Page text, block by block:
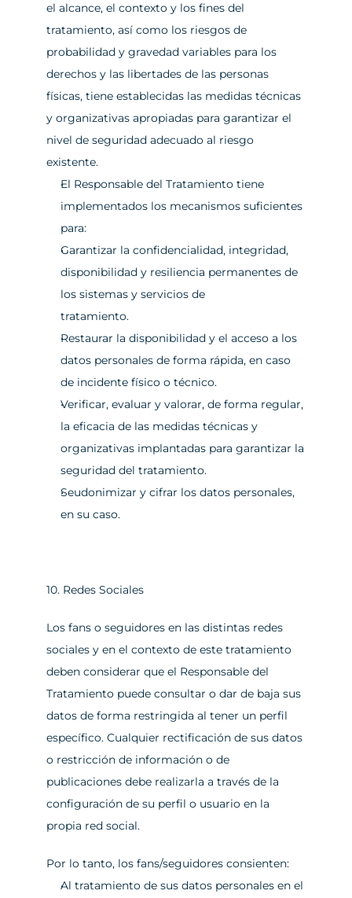
el alcance, el contexto y los fines del
tratamiento, así como los riesgos de
probabilidad y gravedad variables para los
derechos y las libertades de las personas
físicas, tiene establecidas las medidas técnicas
y organizativas apropiadas para garantizar el
nivel de seguridad adecuado al riesgo
existente.
El Responsable del Tratamiento tiene
implementados los mecanismos suficientes
para:
Garantizar la confidencialidad, integridad,
disponibilidad y resiliencia permanentes de
los sistemas y servicios de
tratamiento.
Restaurar la disponibilidad y el acceso a los
datos personales de forma rápida, en caso
de incidente físico o técnico.
Verificar, evaluar y valorar, de forma regular,
la eficacia de las medidas técnicas y
organizativas implantadas para garantizar la
seguridad del tratamiento.
Seudonimizar y cifrar los datos personales,
en su caso.
10. Redes Sociales
Los fans o seguidores en las distintas redes
sociales y en el contexto de este tratamiento
deben considerar que el Responsable del
Tratamiento puede consultar o dar de baja sus
datos de forma restringida al tener un perfil
específico. Cualquier rectificación de sus datos
o restricción de información o de
publicaciones debe realizarla a través de la
configuración de su perfil o usuario en la
propia red social.
Por lo tanto, los fans/seguidores consienten:
Al tratamiento de sus datos personales en el